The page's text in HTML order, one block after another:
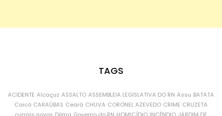
TAGS
ACIDENTE Alcaçuz ASSALTO ASSEMBLEIA LEGISLATIVA DO RN Assu BATATA
Caicó CARAÚBAS Ceará CHUVA CORONEL AZEVEDO CRIME CRUZETA